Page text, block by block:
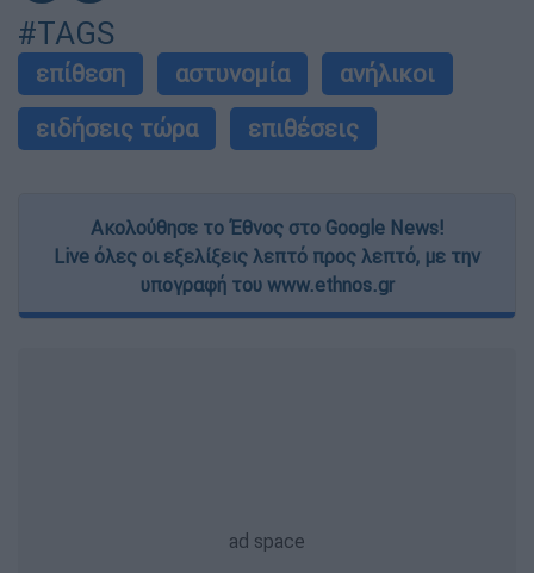
#TAGS
επίθεση αστυνομία
ανήλικοι
ειδήσεις τώρα
επιθέσεις
Ακολούθησε το Έθνος στο Google News!
Live όλες οι εξελίξεις λεπτό προς λεπτό, με την
υπογραφή του www.ethnos.gr